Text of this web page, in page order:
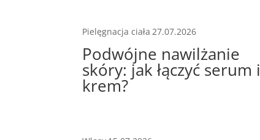
Pielęgnacja ciała 27.07.2026
Podwójne nawilżanie
skóry: jak łączyć serum i
krem?